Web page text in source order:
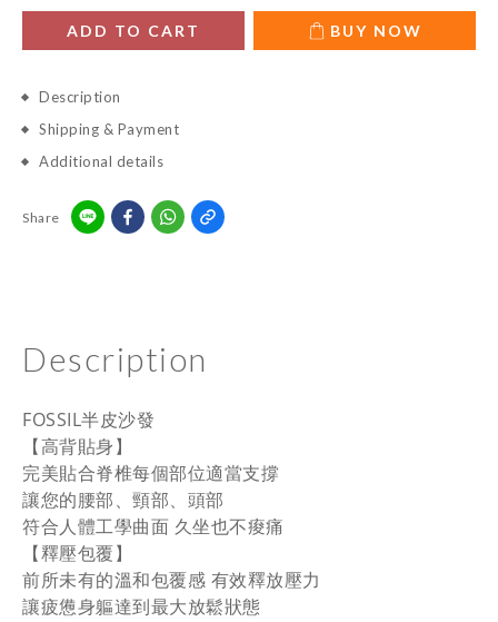
ADD TO CART BUY NOW
Description
Shipping & Payment
Additional details
Share
Description
FOSSIL半皮沙發
【高背貼身】
完美貼合脊椎每個部位適當支撐
讓您的腰部、頸部、頭部
符合人體工學曲面 久坐也不痠痛
【釋壓包覆】
前所未有的溫和包覆感 有效釋放壓力
讓疲憊身軀達到最大放鬆狀態